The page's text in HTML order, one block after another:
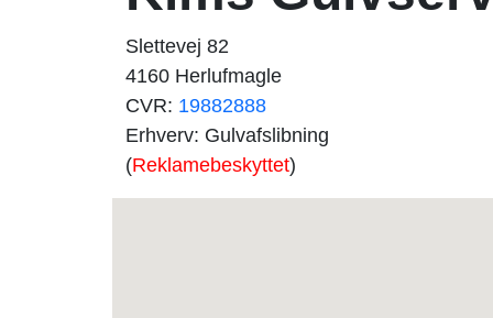
Slettevej 82
4160 Herlufmagle
CVR: 19882888
Erhverv: Gulvafslibning
(Reklamebeskyttet)